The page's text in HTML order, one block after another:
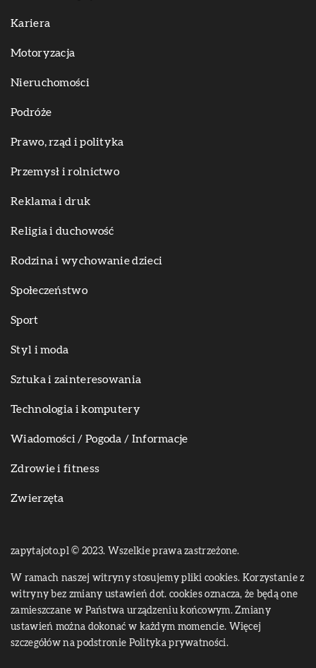
Kariera
Motoryzacja
Nieruchomości
Podróże
Prawo, rząd i polityka
Przemysł i rolnictwo
Reklama i druk
Religia i duchowość
Rodzina i wychowanie dzieci
Społeczeństwo
Sport
Styl i moda
Sztuka i zainteresowania
Technologia i komputery
Wiadomości / Pogoda / Informacje
Zdrowie i fitness
Zwierzęta
zapytajoto.pl © 2023. Wszelkie prawa zastrzeżone.
W ramach naszej witryny stosujemy pliki cookies. Korzystanie z
witryny bez zmiany ustawień dot. cookies oznacza, że będą one
zamieszczane w Państwa urządzeniu końcowym. Zmiany
ustawień można dokonać w każdym momencie. Więcej
szczegółów na podstronie Polityka prywatności.